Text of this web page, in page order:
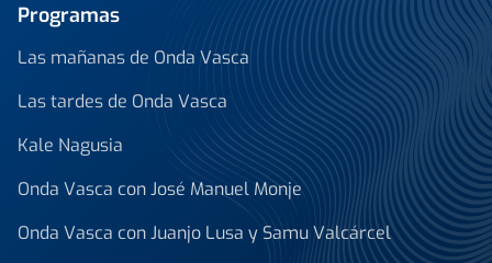
Programas
Las mañanas de Onda Vasca
Las tardes de Onda Vasca
Kale Nagusia
Onda Vasca con José Manuel Monje
Onda Vasca con Juanjo Lusa y Samu Valcárcel